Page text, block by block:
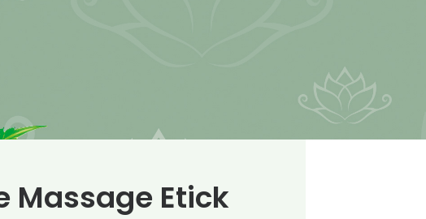
Massage Etick